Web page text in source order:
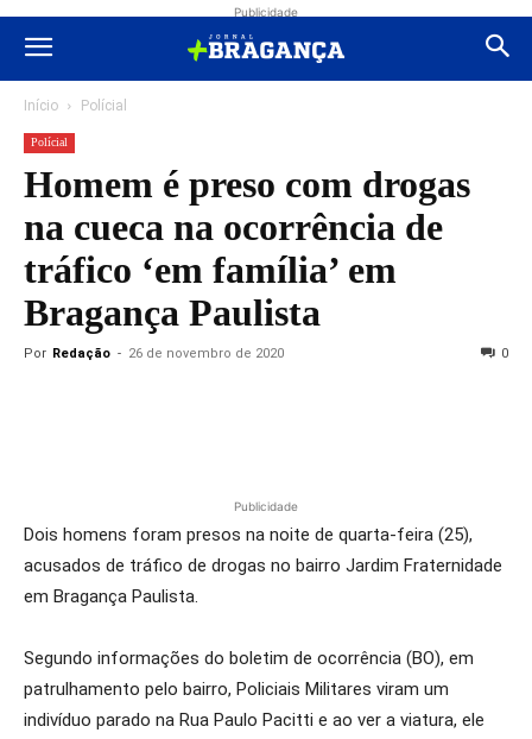
Publicidade
Início Polícial
Polícial
Homem é preso com drogas
na cueca na ocorrência de
tráfico ‘em família’ em
Bragança Paulista
Por Redação - 26 de novembro de 2020 0
Publicidade
Dois homens foram presos na noite de quarta-feira (25),
acusados de tráfico de drogas no bairro Jardim Fraternidade
em Bragança Paulista.
Segundo informações do boletim de ocorrência (BO), em
patrulhamento pelo bairro, Policiais Militares viram um
indivíduo parado na Rua Paulo Pacitti e ao ver a viatura, ele